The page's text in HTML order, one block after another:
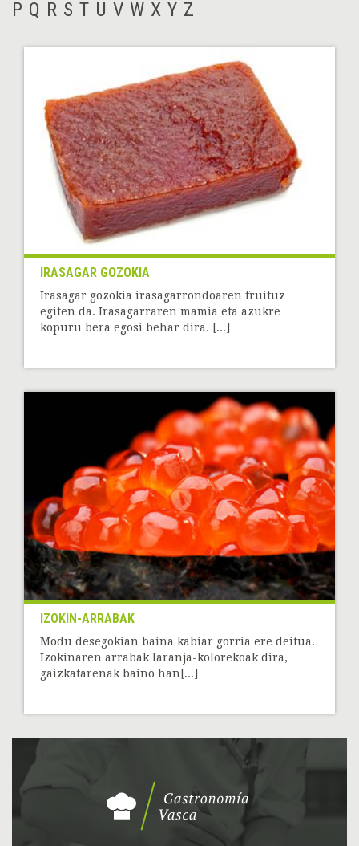
P Q R S T U V W X Y Z
IRASAGAR GOZOKIA
Irasagar gozokia irasagarrondoaren fruituz
egiten da. Irasagarraren mamia eta azukre
kopuru bera egosi behar dira. [...]
IZOKIN-ARRABAK
Modu desegokian baina kabiar gorria ere deitua.
Izokinaren arrabak laranja-kolorekoak dira,
gaizkatarenak baino han[...]